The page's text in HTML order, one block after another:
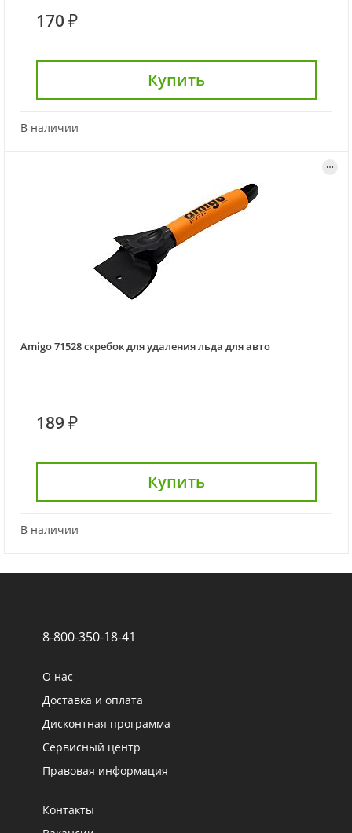
170 ₽
Купить
В наличии
Amigo 71528 скребок для удаления льда для авто
189 ₽
Купить
В наличии
8-800-350-18-41
О нас
Доставка и оплата
Дисконтная программа
Сервисный центр
Правовая информация
Контакты